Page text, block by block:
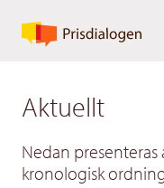
Aktuellt
Nedan presenteras
kronologisk